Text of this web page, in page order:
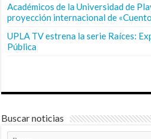
Académicos de la Universidad de
proyección internacional de
UPLA TV estrena la serie Raíces:
Pública
Buscar noticias